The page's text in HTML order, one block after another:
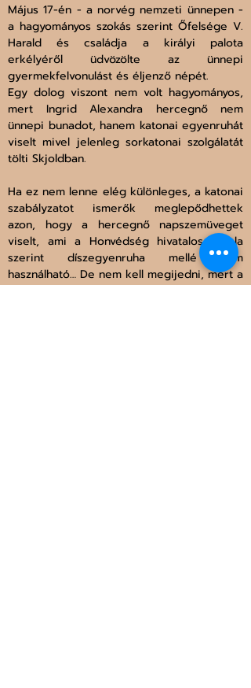
Május 17-én - a norvég nemzeti ünnepen -
a hagyományos szokás szerint Őfelsége V.
Harald és családja a királyi palota
erkélyéről üdvözölte az ünnepi
gyermekfelvonulást és éljenző népét.
Egy dolog viszont nem volt hagyományos,
mert Ingrid Alexandra hercegnő nem
ünnepi bunadot, hanem katonai egyenruhát
viselt mivel jelenleg sorkatonai szolgálatát
tölti Skjoldban.
Ha ez nem lenne elég különleges, a katonai
szabályzatot ismerők meglepődhettek
azon, hogy a hercegnő napszemüveget
viselt, ami a Honvédség hivatalos oldala
szerint díszegyenruha mellé nem
használható… De nem kell megijedni, mert a
királyi palota előzetesen engedélyt kért a